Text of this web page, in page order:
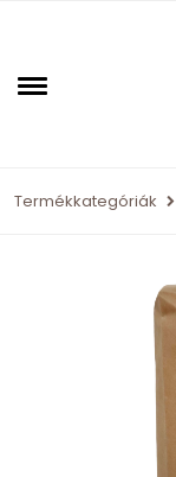
Termékkategóriák